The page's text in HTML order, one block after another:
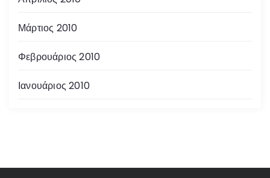
Μάρτιος 2010
Φεβρουάριος 2010
Ιανουάριος 2010